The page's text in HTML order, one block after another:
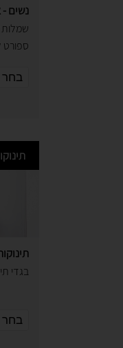
נשים -
שמלות
ספורט
בגדי